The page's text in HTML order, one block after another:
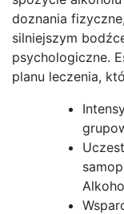
doznania
silniejszym
psychologiczne.
planu leczenia,